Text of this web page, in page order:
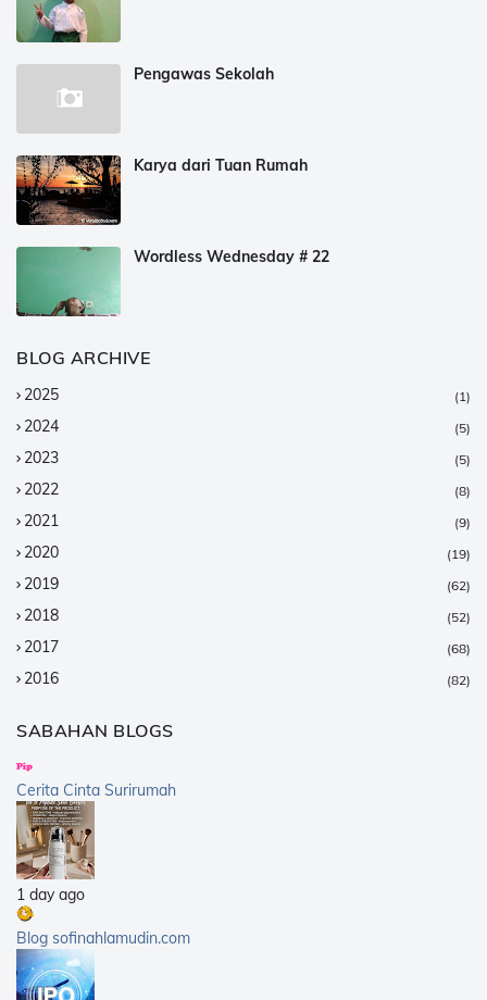
Pengawas Sekolah
Karya dari Tuan Rumah
Wordless Wednesday # 22
BLOG ARCHIVE
2025 (1)
2024 (5)
2023 (5)
2022 (8)
2021 (9)
2020 (19)
2019 (62)
2018 (52)
2017 (68)
2016 (82)
2014
2013
2012
2011
2010
2009
2008
2007
SABAHAN BLOGS
Cerita Cinta Surirumah
1 day ago
Blog sofinahlamudin.com